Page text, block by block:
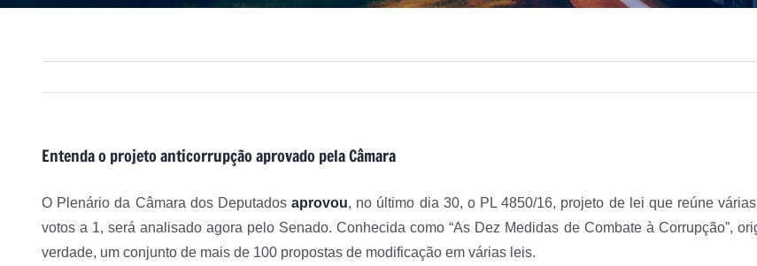
Entenda o projeto anticorrupção aprovado pela Câmara
O Plenário da Câmara dos Deputados aprovou, no último dia 30, o PL 4850/16, projeto de lei que reúne
votos a 1, será analisado agora pelo Senado. Conhecida como “As Dez Medidas de Combate à Corrupção”,
verdade, um conjunto de mais de 100 propostas de modificação em várias leis.